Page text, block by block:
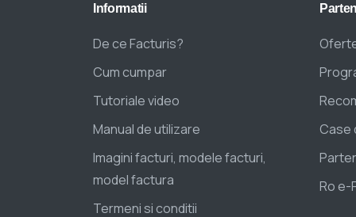
Informatii
De ce Facturis?
Cum cumpar
Tutoriale video
Manual de utilizare
Imagini facturi, modele facturi,
model factura
Termeni si conditii
Case
Ro e-